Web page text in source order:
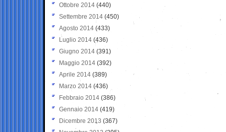
Ottobre 2014 (440)
Settembre 2014 (450)
Agosto 2014 (433)
Luglio 2014 (436)
Giugno 2014 (391)
Maggio 2014 (392)
Aprile 2014 (389)
Marzo 2014 (436)
Febbraio 2014 (386)
Gennaio 2014 (419)
Dicembre 2013 (367)